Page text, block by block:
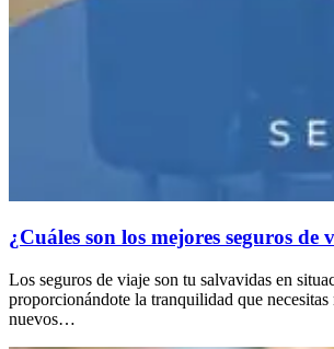
¿Cuáles son los mejores seguros de
Los seguros de viaje son tu salvavidas en
proporcionándote la tranquilidad que necesitas
nuevos…